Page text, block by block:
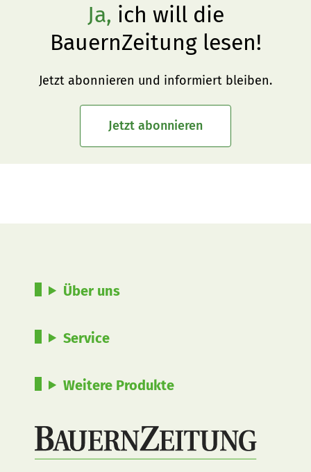
Ja, ich will die
BauernZeitung lesen!
Jetzt abonnieren und informiert bleiben.
Jetzt abonnieren
Über uns
Service
Weitere Produkte